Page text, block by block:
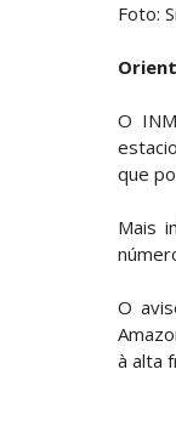
Foto:
O
que
Mais
O
à alta